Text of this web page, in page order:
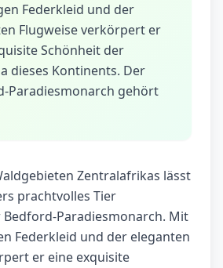
Federkleid und der
Flugweise verkörpert er
Schönheit der
dieses Kontinents. Der
Paradiesmonarch gehört
Zentralafrikas lässt
prachtvolles Tier
Paradiesmonarch. Mit
Federkleid und der eleganten
er eine exquisite